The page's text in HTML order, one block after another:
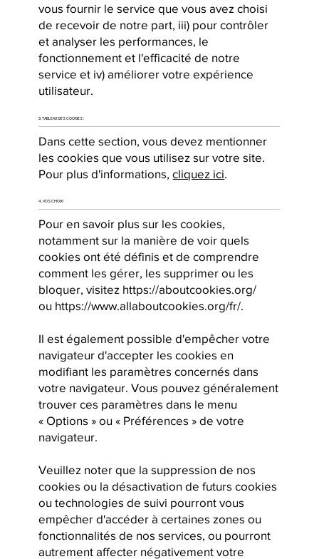
vous fournir le service que vous avez choisi
de recevoir de notre part, iii) pour contrôler
et analyser les performances, le
fonctionnement et l'efficacité de notre
service et iv) améliorer votre expérience
utilisateur.
3. TABLEAU DES COOKIES :
Dans cette section, vous devez mentionner
les cookies que vous utilisez sur votre site.
Pour plus d'informations,cliquez ici
4. VOS CHOIX :
Pour en savoir plus sur les cookies,
notamment sur la manière de voir quels
cookies ont été définis et de comprendre
comment les gérer, les supprimer ou les
bloquer, visitez https://aboutcookies.org/
ou https://www.allaboutcookies.org/fr/.
Il est également possible d'empêcher votre
navigateur d'accepter les cookies en
modifiant les paramètres concernés dans
votre navigateur. Vous pouvez généralement
trouver ces paramètres dans le menu
« Options » ou « Préférences » de votre
navigateur.
Veuillez noter que la suppression de nos
cookies ou la désactivation de futurs cookies
ou technologies de suivi pourront vous
empêcher d'accéder à certaines zones ou
fonctionnalités de nos services, ou pourront
autrement affecter négativement votre